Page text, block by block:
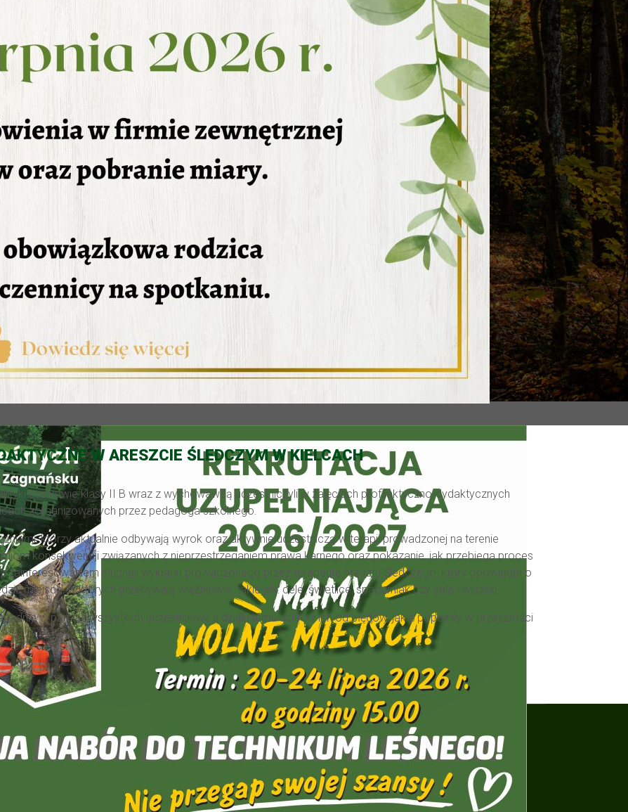
W ARESZCIE ŚLEDCZYM W KIELCACH
uczniowie klasy II B wraz z wychowawcą uczestniczyli w zajęciach profilaktyczno-dydaktycznych
zorganizowanych przez pedagoga szkolnego.
którzy aktualnie odbywają wyrok oraz aktywnie uczestniczą w terapii prowadzonej na terenie
konsekwencji związanych z nieprzestrzeganiem prawa karnego oraz pokazanie, jak przebiega proces
słuchali wykładu prowadzonego przez terapeutę Aresztu Śledczego, który opowiadał o
miejsca, w których przebywają więźniowie, takie jak: cele, świetlice, spacerniak czy sala ćwiczeń.
w pamięć wszystkich uczestników, a dzięki temu uchroni ich od błędów, jakie popełniły w przeszłości